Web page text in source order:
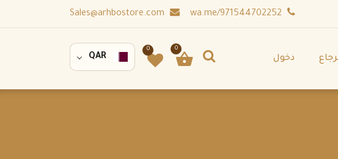
دخول
0
0
QAR